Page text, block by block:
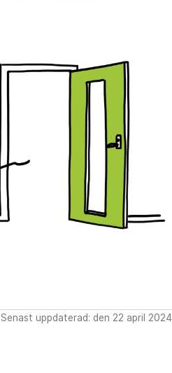
Senast uppdaterad: den 22 april 2024